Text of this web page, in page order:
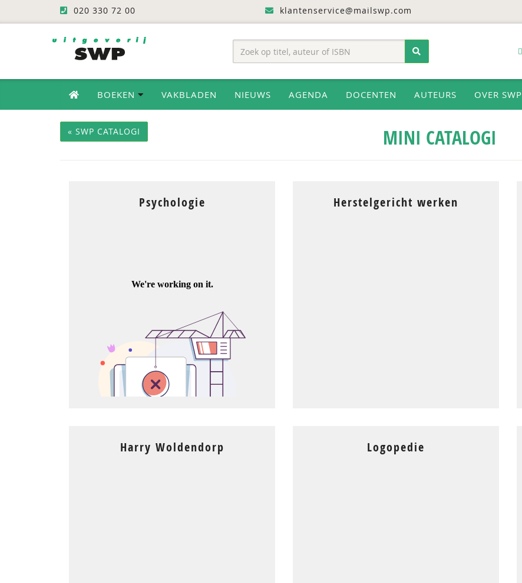
020 330 72 00 klantenservice@mailswp.com
BOEKEN VAKBLADEN NIEUWS AGENDA DOCENTEN AUTEURS OVER SWP
« SWP CATALOGI MINI CATALOGI
Psychologie Herstelgericht werken
Harry Woldendorp Logopedie